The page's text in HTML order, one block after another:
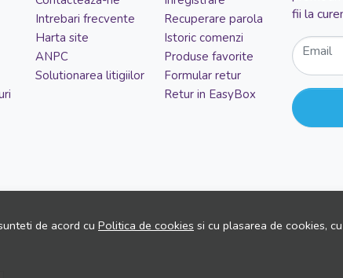
de acord cu Politica de cookies si cu plasarea de cookies, cu
Intrebari frecvente
Harta site
ANPC
Solutionarea litigiilor
Recuperare parola
Istoric comenzi
Produse favorite
Formular retur
Retur in EasyBox
fii la
Email